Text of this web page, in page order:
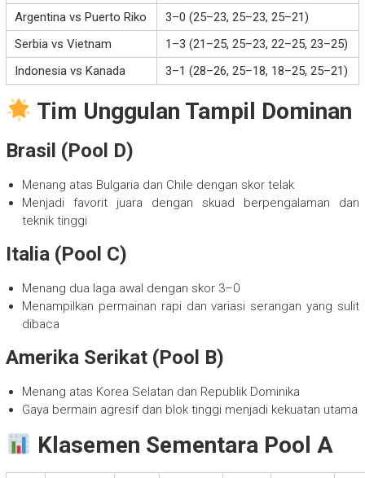
Argentina vs Puerto Riko
3–0 (25–23, 25–23, 25–21)
Serbia vs Vietnam
1–3 (21–25, 25–23, 22–25, 23–25)
Indonesia vs Kanada
3–1 (28–26, 25–18, 18–25, 25–21)
Tim Unggulan Tampil Dominan
Brasil (Pool D)
Menang atas Bulgaria dan Chile dengan skor telak
Menjadi favorit juara dengan skuad berpengalaman dan
teknik tinggi
Italia (Pool C)
Menang dua laga awal dengan skor 3–0
Menampilkan permainan rapi dan variasi serangan yang sulit
dibaca
Amerika Serikat (Pool B)
Menang atas Korea Selatan dan Republik Dominika
Gaya bermain agresif dan blok tinggi menjadi kekuatan utama
Klasemen Sementara Pool A